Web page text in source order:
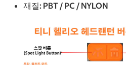
재질: PBT / PC / NYLON